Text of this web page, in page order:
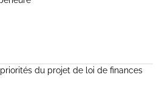
priorités du projet de loi de finances